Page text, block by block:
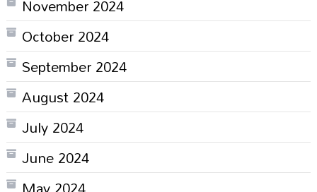
October 2024
September 2024
August 2024
July 2024
June 2024